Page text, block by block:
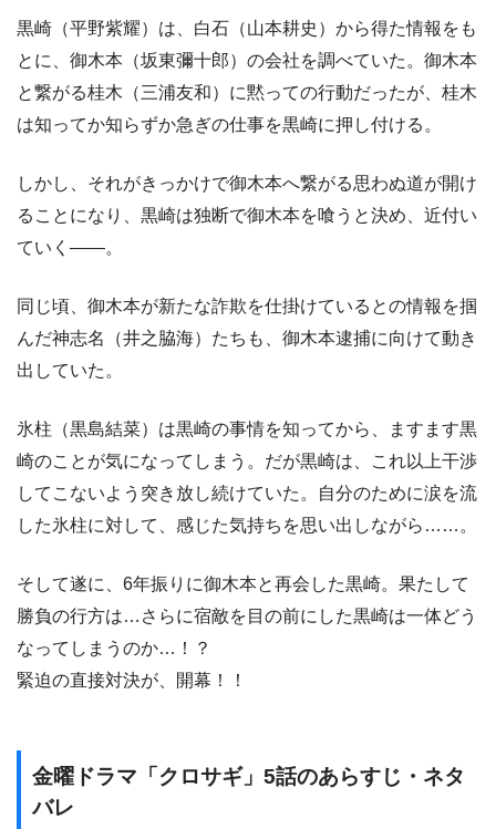
黒崎（平野紫耀）は、白石（山本耕史）から得た情報をも
とに、御木本（坂東彌十郎）の会社を調べていた。御木本
と繋がる桂木（三浦友和）に黙っての行動だったが、桂木
は知ってか知らずか急ぎの仕事を黒崎に押し付ける。
しかし、それがきっかけで御木本へ繋がる思わぬ道が開け
ることになり、黒崎は独断で御木本を喰うと決め、近付い
ていく――。
同じ頃、御木本が新たな詐欺を仕掛けているとの情報を掴
んだ神志名（井之脇海）たちも、御木本逮捕に向けて動き
出していた。
氷柱（黒島結菜）は黒崎の事情を知ってから、ますます黒
崎のことが気になってしまう。だが黒崎は、これ以上干渉
してこないよう突き放し続けていた。自分のために涙を流
した氷柱に対して、感じた気持ちを思い出しながら……。
そして遂に、6年振りに御木本と再会した黒崎。果たして
勝負の行方は…さらに宿敵を目の前にした黒崎は一体どう
なってしまうのか…！？
緊迫の直接対決が、開幕！！
金曜ドラマ「クロサギ」5話のあらすじ・ネタ
バレ